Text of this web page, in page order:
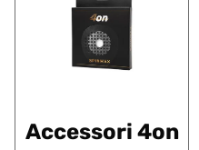
Accessori 4on